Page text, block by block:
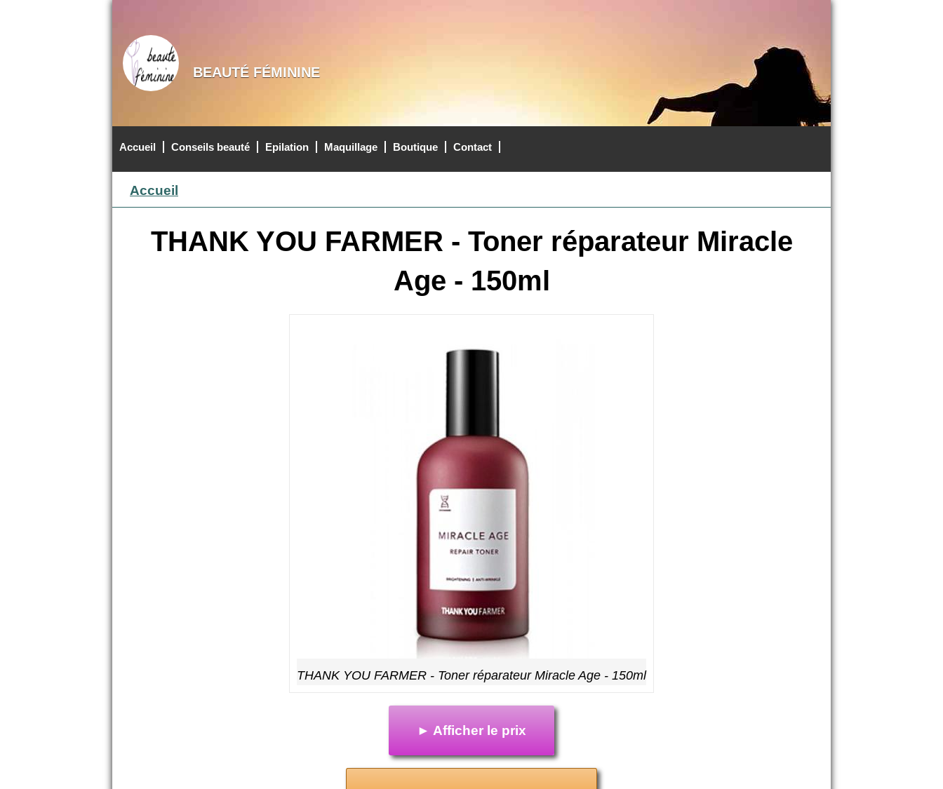
BEAUTÉ FÉMININE
MENU PRINCIPAL
Accueil Conseils beauté Epilation Maquillage Boutique Contact
Accueil
THANK YOU FARMER - Toner réparateur Miracle
Age - 150ml
THANK YOU FARMER - Toner réparateur Miracle Age - 150ml
► Afficher le prix